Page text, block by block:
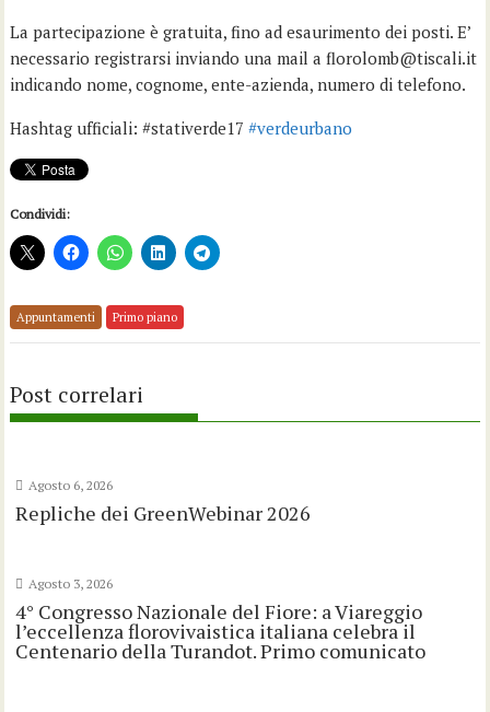
La partecipazione è gratuita, fino ad esaurimento dei posti. E’
necessario registrarsi inviando una mail a florolomb@tiscali.it
indicando nome, cognome, ente-azienda, numero di telefono.
Hashtag ufficiali: #stativerde17#verdeurbano
Condividi:
Appuntamenti Primo piano
Post correlari
Agosto 6, 2026
Repliche dei GreenWebinar 2026
Agosto 3, 2026
4° Congresso Nazionale del Fiore: a Viareggio
l’eccellenza florovivaistica italiana celebra il
Centenario della Turandot. Primo comunicato